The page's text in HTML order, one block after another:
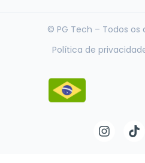
© PG Tech – Todos os
Política de
I
n
T
i